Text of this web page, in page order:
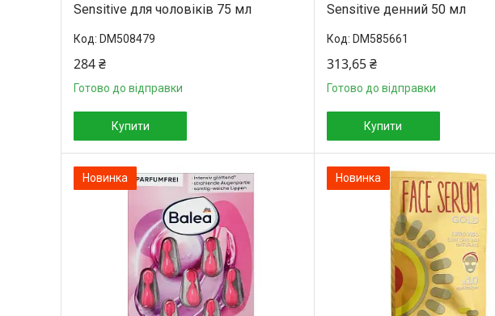
Sensitive для чоловіків 75 мл
DM508479
284 ₴
Готово до відправки
Купити
Sensitive денний 50 мл
DM585661
313,65 ₴
Готово до відправки
Купити
Новинка Новинка